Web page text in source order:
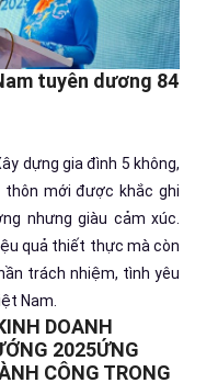
tuyên dương 84
dựng gia đình 5 không,
thôn mới được khắc ghi
nhưng giàu cảm xúc.
quả thiết thực mà còn
trách nhiệm, tình yêu
Nam.
DOANH
2025ỨNG
CÔNG TRONG